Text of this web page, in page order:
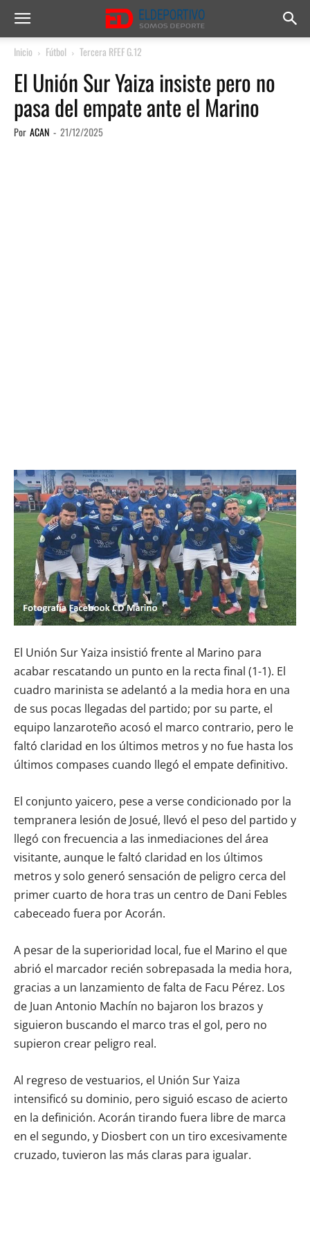
Inicio Fútbol Tercera RFEF G.12
El Unión Sur Yaiza insiste pero no
pasa del empate ante el Marino
Por ACAN - 21/12/2025
El Unión Sur Yaiza insistió frente al Marino para
acabar rescatando un punto en la recta final (1-1). El
cuadro marinista se adelantó a la media hora en una
de sus pocas llegadas del partido; por su parte, el
equipo lanzaroteño acosó el marco contrario, pero le
faltó claridad en los últimos metros y no fue hasta los
últimos compases cuando llegó el empate definitivo.
El conjunto yaicero, pese a verse condicionado por la
tempranera lesión de Josué, llevó el peso del partido y
llegó con frecuencia a las inmediaciones del área
visitante, aunque le faltó claridad en los últimos
metros y solo generó sensación de peligro cerca del
primer cuarto de hora tras un centro de Dani Febles
cabeceado fuera por Acorán.
A pesar de la superioridad local, fue el Marino el que
abrió el marcador recién sobrepasada la media hora,
gracias a un lanzamiento de falta de Facu Pérez. Los
de Juan Antonio Machín no bajaron los brazos y
siguieron buscando el marco tras el gol, pero no
supieron crear peligro real.
Al regreso de vestuarios, el Unión Sur Yaiza
intensificó su dominio, pero siguió escaso de acierto
en la definición. Acorán tirando fuera libre de marca
en el segundo, y Diosbert con un tiro excesivamente
cruzado, tuvieron las más claras para igualar.